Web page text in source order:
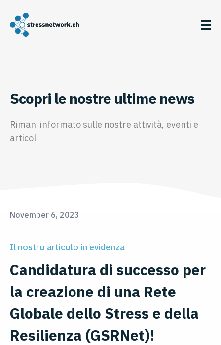
Scopri le nostre ultime news
Rimani informato sulle nostre attività, eventi e
articoli
November 6, 2023
Il nostro articolo in evidenza
Candidatura di successo per
la creazione di una Rete
Globale dello Stress e della
Resilienza (GSRNet)!